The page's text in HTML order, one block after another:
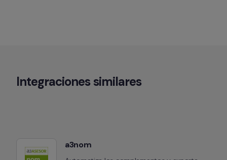
Integraciones similares
a3nom